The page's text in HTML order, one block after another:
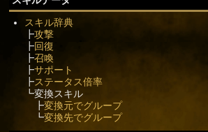
スキル辞典
┣攻撃
┣回復
┣召喚
┣サポート
┣ステータス倍率
┗変換スキル
┣変換元でグループ
┗変換先でグループ